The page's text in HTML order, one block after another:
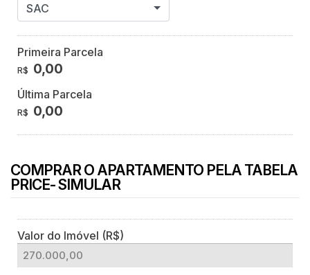
SAC
Primeira Parcela
R$ 0,00
Última Parcela
R$ 0,00
COMPRAR O APARTAMENTO PELA TABELA
PRICE- SIMULAR
Valor do Imóvel (R$)